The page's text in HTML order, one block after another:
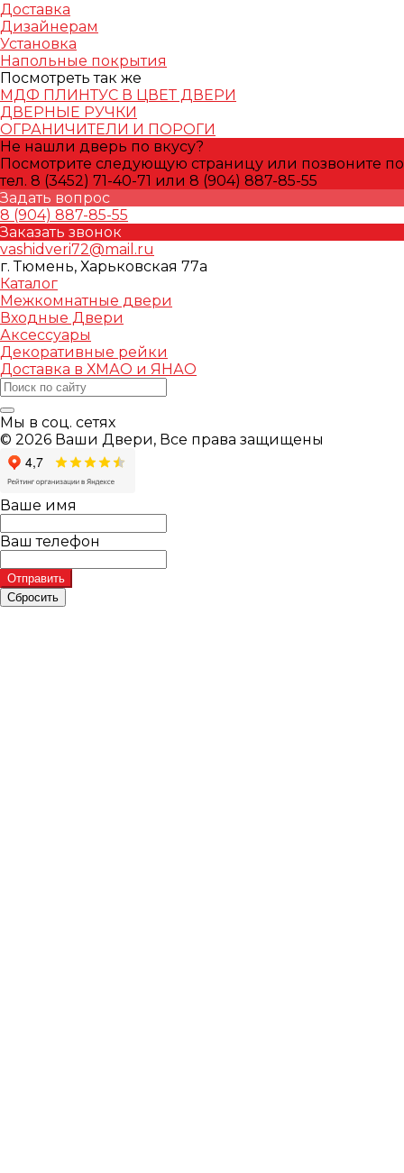
Доставка
Дизайнерам
Установка
Напольные покрытия
Посмотреть так же
МДФ ПЛИНТУС В ЦВЕТ ДВЕРИ
ДВЕРНЫЕ РУЧКИ
ОГРАНИЧИТЕЛИ И ПОРОГИ
Не нашли дверь по вкусу?
Посмотрите следующую страницу или позвоните по
тел. 8 (3452) 71-40-71 или 8 (904) 887-85-55
Задать вопрос
8 (904) 887-85-55
Заказать звонок
vashidveri72@mail.ru
г. Тюмень, Харьковская 77а
Каталог
Межкомнатные двери
Входные Двери
Аксессуары
Декоративные рейки
Доставка в ХМАО и ЯНАО
Мы в соц. сетях
© 2026 Ваши Двери, Все права защищены
Ваше имя
Ваш телефон
Отправить